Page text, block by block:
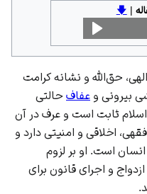
|
🡇
حق‌الله و نشانه کرامت
بیرونی و عفاف حالتی
ثابت است و عرف در آن
اخلاقی و امنیتی دارد و
است. او بر لزوم
و اجرای قانون برای